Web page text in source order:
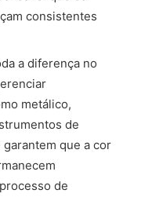
consistentes
a diferença no
metálico,
de
que a cor
de